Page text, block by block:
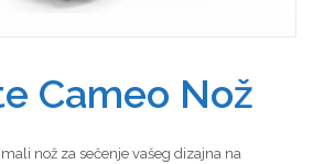
Cameo Nož
nož za sečenje vašeg dizajna na